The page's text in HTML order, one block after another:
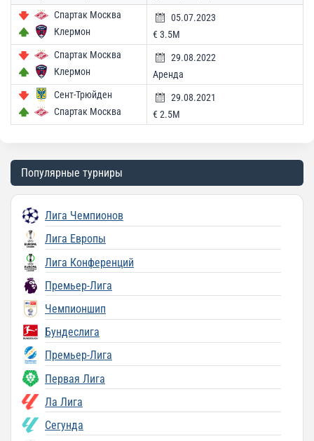
Спартак Москва
Клермон
05.07.2023
€ 3.5M
Спартак Москва
Клермон
29.08.2022
Аренда
Сент-Трюйден
Спартак Москва
29.08.2021
€ 2.5M
Популярные турниры
Лига Чемпионов
Лига Европы
Лига Конференций
Премьер-Лига
Чемпионшип
Бундеслига
Премьер-Лига
Первая Лига
Ла Лига
Сегунда